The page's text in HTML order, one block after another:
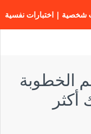
شخصية | اختبارات نفسية
الخطوبة
أكثر